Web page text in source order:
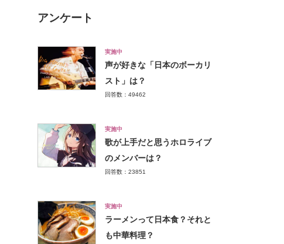
アンケート
実施中
声が好きな「日本のボーカリ
スト」は？
回答数：49462
実施中
歌が上手だと思うホロライブ
のメンバーは？
回答数：23851
実施中
ラーメンって日本食？それと
も中華料理？